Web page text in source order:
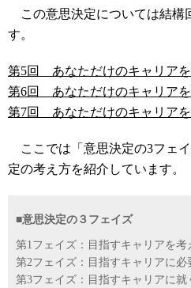
この意思決定については結構
す。
第5回 あなただけのキャリアを
第6回 あなただけのキャリアを
第7回 あなただけのキャリアを
ここでは「意思決定の3フェ
定の考え方を紹介しています。
■意思決定の３フェイズ
第1フェイズ：目指すキャリアを考
第2フェイズ：目指すキャリアに
第3フェイズ：目指すキャリアに就